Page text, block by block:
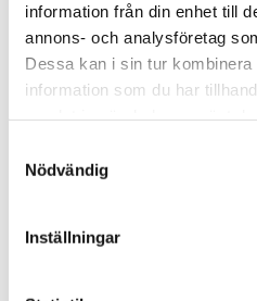
information från din enhet till
annons- och analysföretag
Dessa kan i sin tur
information som du har
Nödvändig
Inställningar